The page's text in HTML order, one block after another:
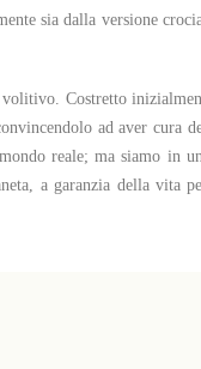
sia dalla versione
Costretto
ad aver cura
reale; ma siamo in
a garanzia della vita